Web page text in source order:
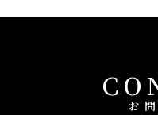
お